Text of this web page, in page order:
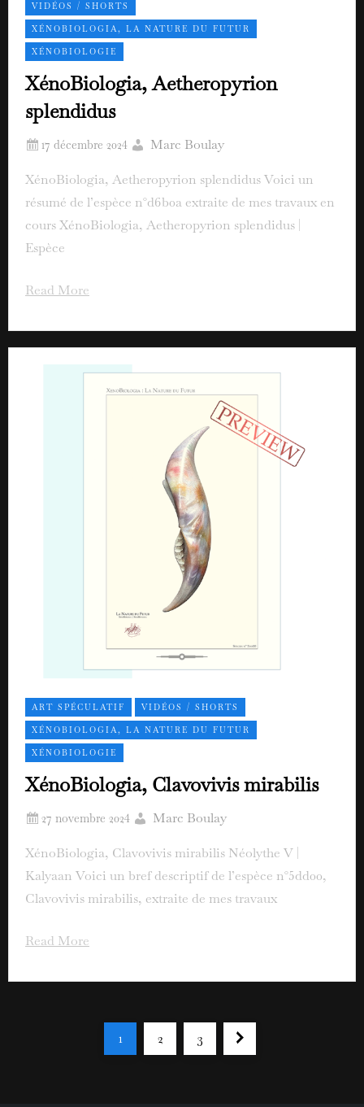
VIDÉOS / SHORTS
XÉNOBIOLOGIA, LA NATURE DU FUTUR
XÉNOBIOLOGIE
XénoBiologia, Aetheropyrion
splendidus
Marc Boulay
XénoBiologia, Aetheropyrion splendidus Voici un
résumé de l’espèce n°d6b0a extraite de mes travaux en
cours XénoBiologia, Aetheropyrion splendidus |
Espèce
Read More
ART SPÉCULATIF VIDÉOS / SHORTS
XÉNOBIOLOGIA, LA NATURE DU FUTUR
XÉNOBIOLOGIE
XénoBiologia, Clavovivis mirabilis
Marc Boulay
XénoBiologia, Clavovivis mirabilis Néolythe V |
Kalyaan Voici un bref descriptif de l’espèce n°5dd00,
Clavovivis mirabilis, extraite de mes travaux
Read More
1 2 3